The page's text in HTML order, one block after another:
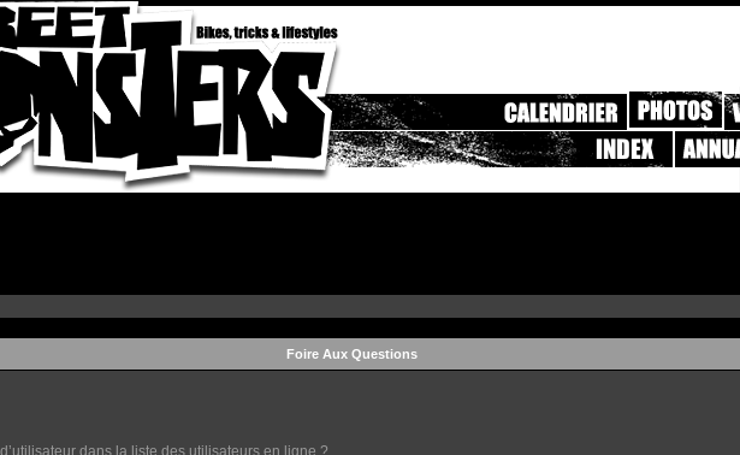
Foire Aux Questions
dans la liste des utilisateurs en ligne ?